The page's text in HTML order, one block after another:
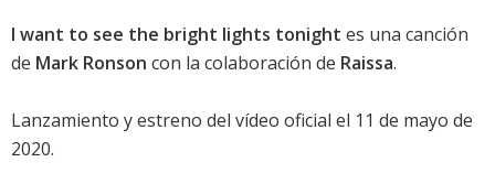
I want to see the bright lights tonight es una canción
de Mark Ronson con la colaboración de Raissa.
Lanzamiento y estreno del vídeo oficial el 11 de mayo de
2020.